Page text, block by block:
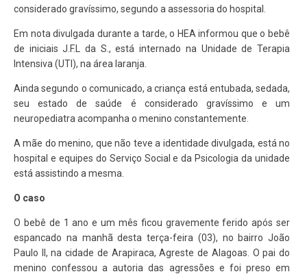
considerado gravíssimo, segundo a assessoria do hospital.
Em nota divulgada durante a tarde, o HEA informou que o bebê
de iniciais J.F.L da S., está internado na Unidade de Terapia
Intensiva (UTI), na área laranja.
Ainda segundo o comunicado, a criança está entubada, sedada,
seu estado de saúde é considerado gravíssimo e um
neuropediatra acompanha o menino constantemente.
A mãe do menino, que não teve a identidade divulgada, está no
hospital e equipes do Serviço Social e da Psicologia da unidade
está assistindo a mesma.
O caso
O bebê de 1 ano e um mês ficou gravemente ferido após ser
espancado na manhã desta terça-feira (03), no bairro João
Paulo II, na cidade de Arapiraca, Agreste de Alagoas. O pai do
menino confessou a autoria das agressões e foi preso em